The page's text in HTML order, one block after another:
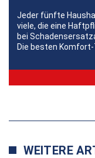
Jeder fünfte
viele, die eine
bei
Die besten
WEITERE